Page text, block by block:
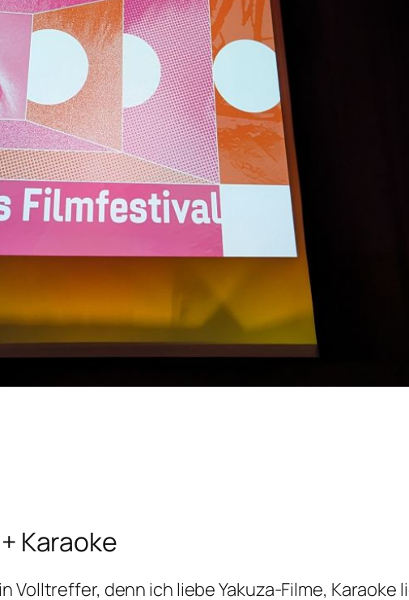
Karaoke
Volltreffer, denn ich liebe Yakuza-Filme, Karaoke